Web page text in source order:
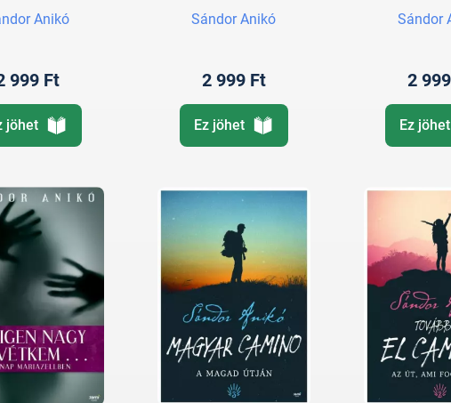
Anikó
999 Ft
jöhet
Sándor Anikó
2 999 Ft
Ez jöhet
Sándor
2
Ez jöhet